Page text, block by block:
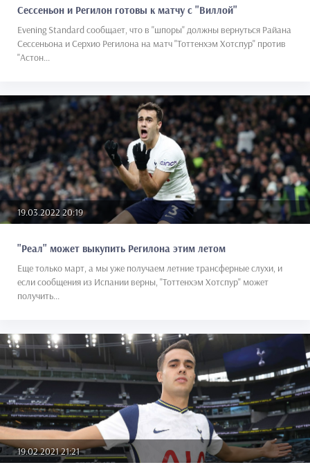
Сессеньон и Регилон готовы к матчу с "Виллой"
Evening Standard сообщает, что в "шпоры" должны вернуться Райана
Сессеньона и Серхио Регилона на матч "Тоттенхэм Хотспур" против
"Астон...
19.03.2022 20:19
"Реал" может выкупить Регилона этим летом
Еще только март, а мы уже получаем летние трансферные слухи, и
если сообщения из Испании верны, "Тоттенхэм Хотспур" может
получить...
19.02.2021 21:21